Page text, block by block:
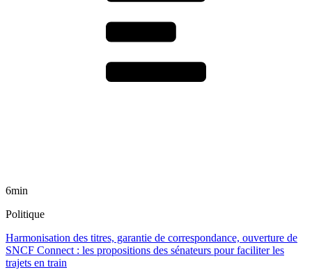
6min
Politique
Harmonisation des titres, garantie de correspondance, ouverture de
SNCF Connect : les propositions des sénateurs pour faciliter les
trajets en train